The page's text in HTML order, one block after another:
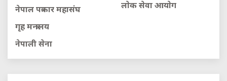
नेपाल पत्रकार महासंघ
गृह मन्त्रालय
नेपाली सेना
लाेक सेवा आयाेग